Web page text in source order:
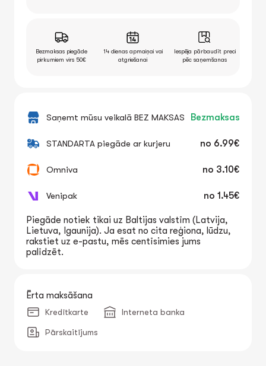
Bezmaksas piegāde
pirkumiem virs 50€
14 dienas apmaiņai vai
atgriešanai
Iespēja pārbaudīt preci
pēc saņemšanas
Saņemt mūsu veikalā BEZ MAKSAS Bezmaksas
STANDARTA piegāde ar kurjeru no 6.99€
Omniva no 3.10€
Venipak no 1.45€
Piegāde notiek tikai uz Baltijas valstīm (Latvija,
Lietuva, Igaunija). Ja esat no cita reģiona, lūdzu,
rakstiet uz e-pastu, mēs centīsimies jums
palīdzēt.
Ērta maksāšana
Kredītkarte Interneta banka
Pārskaitījums